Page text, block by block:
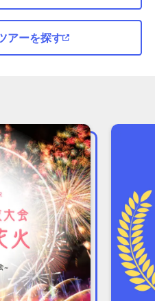
アーを探す